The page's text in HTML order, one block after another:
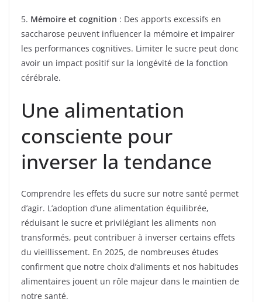
5. Mémoire et cognition : Des apports excessifs en
saccharose peuvent influencer la mémoire et impairer
les performances cognitives. Limiter le sucre peut donc
avoir un impact positif sur la longévité de la fonction
cérébrale.
Une alimentation
consciente pour
inverser la tendance
Comprendre les effets du sucre sur notre santé permet
d’agir. L’adoption d’une alimentation équilibrée,
réduisant le sucre et privilégiant les aliments non
transformés, peut contribuer à inverser certains effets
du vieillissement. En 2025, de nombreuses études
confirment que notre choix d’aliments et nos habitudes
alimentaires jouent un rôle majeur dans le maintien de
notre santé.